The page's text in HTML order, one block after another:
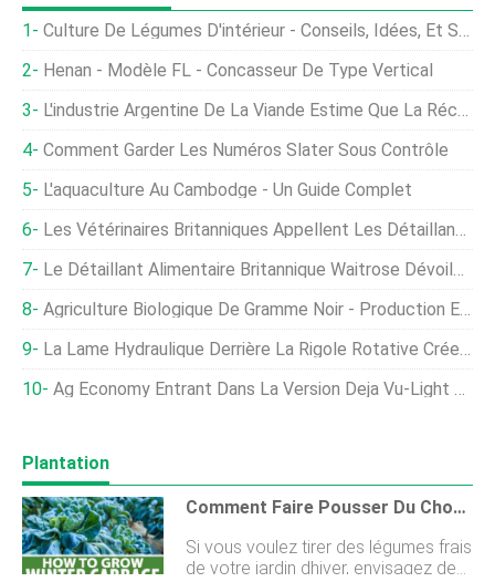
Culture De Légumes D'intérieur - Conseils, Idées, Et Secrets
Henan - Modèle FL - Concasseur De Type Vertical
L'industrie Argentine De La Viande Estime Que La Récente Suspension Des Exportations De Maïs Ne Fera Pas Baisser Les Prix Des Aliments Locaux
Comment Garder Les Numéros Slater Sous Contrôle
L'aquaculture Au Cambodge - Un Guide Complet
Les Vétérinaires Britanniques Appellent Les Détaillants À Défendre Les Normes Alimentaires
Le Détaillant Alimentaire Britannique Waitrose Dévoile Une Nouvelle Application Mobile De Bien-Être Animal
Agriculture Biologique De Gramme Noir - Production En Inde
La Lame Hydraulique Derrière La Rigole Rotative Crée Des Fossés Parfaits En Un Seul Passage
Ag Economy Entrant Dans La Version Deja Vu-Light Des Années 1980, L'économiste Dit
Plantation
Comment Faire Pousser Du Chou D'hiver Pour Une Récolte De Fin De Saison
Si vous voulez tirer des légumes frais
de votre jardin dhiver, envisagez de